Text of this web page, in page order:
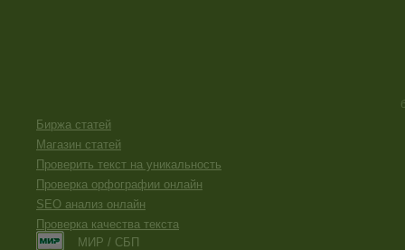
Биржа статей
Магазин статей
Проверить текст на уникальность
Проверка орфографии онлайн
SEO анализ онлайн
Проверка качества текста
МИР / СБП